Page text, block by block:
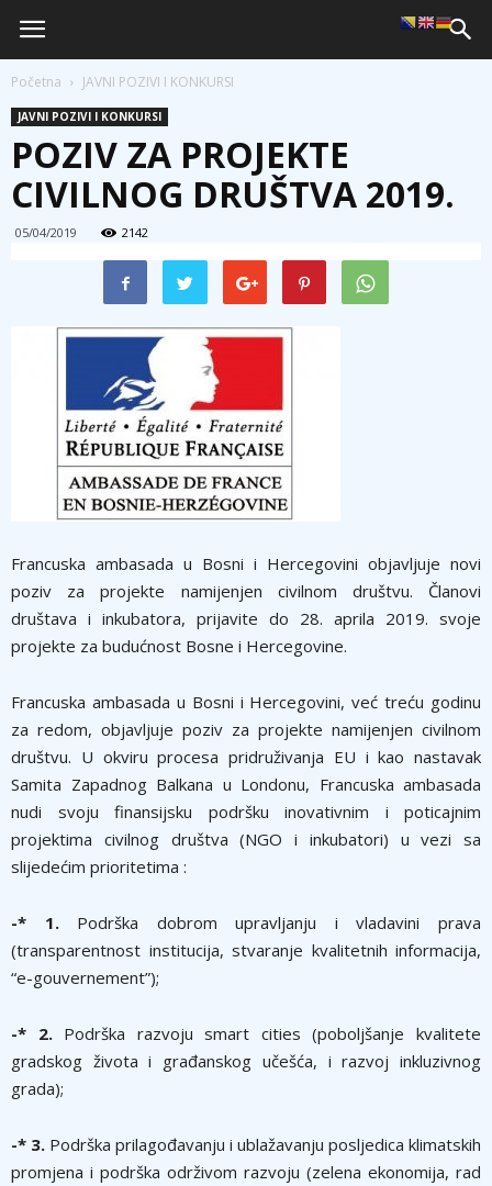
Početna JAVNI POZIVI I KONKURSI
JAVNI POZIVI I KONKURSI
POZIV ZA PROJEKTE
CIVILNOG DRUŠTVA 2019.
05/04/2019 2142
Francuska ambasada u Bosni i Hercegovini objavljuje novi
poziv za projekte namijenjen civilnom društvu. Članovi
društava i inkubatora, prijavite do 28. aprila 2019. svoje
projekte za budućnost Bosne i Hercegovine.
Francuska ambasada u Bosni i Hercegovini, već treću godinu
za redom, objavljuje poziv za projekte namijenjen civilnom
društvu. U okviru procesa pridruživanja EU i kao nastavak
Samita Zapadnog Balkana u Londonu, Francuska ambasada
nudi svoju finansijsku podršku inovativnim i poticajnim
projektima civilnog društva (NGO i inkubatori) u vezi sa
slijedećim prioritetima :
-* 1. Podrška dobrom upravljanju i vladavini prava
(transparentnost institucija, stvaranje kvalitetnih informacija,
“e-gouvernement”);
-* 2. Podrška razvoju smart cities (poboljšanje kvalitete
gradskog života i građanskog učešća, i razvoj inkluzivnog
grada);
-* 3. Podrška prilagođavanju i ublažavanju posljedica klimatskih
promjena i podrška održivom razvoju (zelena ekonomija, rad